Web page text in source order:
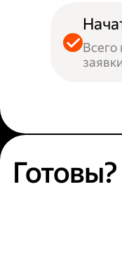
Всего
Готовы?